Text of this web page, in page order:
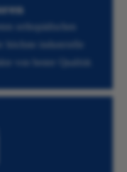
orthopädischen
höchste industrielle